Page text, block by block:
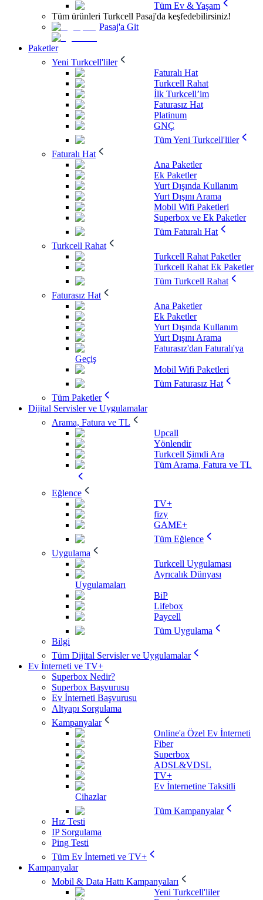
Tüm Ev & Yaşam
Tüm ürünleri Turkcell Pasaj'da keşfedebilirsiniz!
Pasaj'a Git
Paketler
Yeni Turkcell'liler
Faturalı Hat
Turkcell Rahat
İlk Turkcell’im
Faturasız Hat
Platinum
GNÇ
Tüm Yeni Turkcell'liler
Faturalı Hat
Ana Paketler
Ek Paketler
Yurt Dışında Kullanım
Yurt Dışını Arama
Mobil Wifi Paketleri
Superbox ve Ek Paketler
Tüm Faturalı Hat
Turkcell Rahat
Turkcell Rahat Paketler
Turkcell Rahat Ek Paketler
Tüm Turkcell Rahat
Faturasız Hat
Ana Paketler
Ek Paketler
Yurt Dışında Kullanım
Yurt Dışını Arama
Faturasız'dan Faturalı'ya
Geçiş
Mobil Wifi Paketleri
Tüm Faturasız Hat
Tüm Paketler
Dijital Servisler ve Uygulamalar
Arama, Fatura ve TL
Upcall
Yönlendir
Turkcell Şimdi Ara
Tüm Arama, Fatura ve TL
Eğlence
TV+
fizy
GAME+
Tüm Eğlence
Uygulama
Turkcell Uygulaması
Ayrıcalık Dünyası
Uygulamaları
BiP
Lifebox
Paycell
Tüm Uygulama
Bilgi
Tüm Dijital Servisler ve Uygulamalar
Ev İnterneti ve TV+
Superbox Nedir?
Superbox Başvurusu
Ev İnterneti Başvurusu
Altyapı Sorgulama
Kampanyalar
Online'a Özel Ev İnterneti
Fiber
Superbox
ADSL&VDSL
TV+
Ev İnternetine Taksitli
Cihazlar
Tüm Kampanyalar
Hız Testi
IP Sorgulama
Ping Testi
Tüm Ev İnterneti ve TV+
Kampanyalar
Mobil & Data Hattı Kampanyaları
Yeni Turkcell'liler